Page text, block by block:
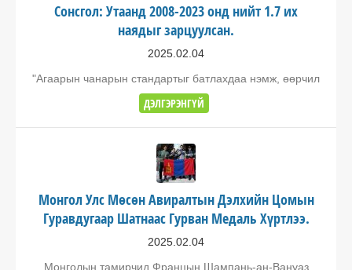
Сонсгол: Утаанд 2008-2023 онд нийт 1.7 их
наядыг зарцуулсан.
2025.02.04
"Агаарын чанарын стандартыг батлахдаа нэмж, өөрчил
ДЭЛГЭРЭНГҮЙ
Монгол Улс Мөсөн Авиралтын Дэлхийн Цомын
Гуравдугаар Шатнаас Гурван Медаль Хүртлээ.
2025.02.04
Монголын тамирчид Францын Шампань-ан-Вануаз